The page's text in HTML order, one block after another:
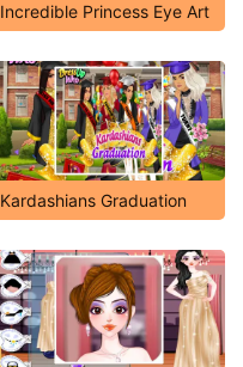
Incredible Princess Eye Art
Kardashians Graduation